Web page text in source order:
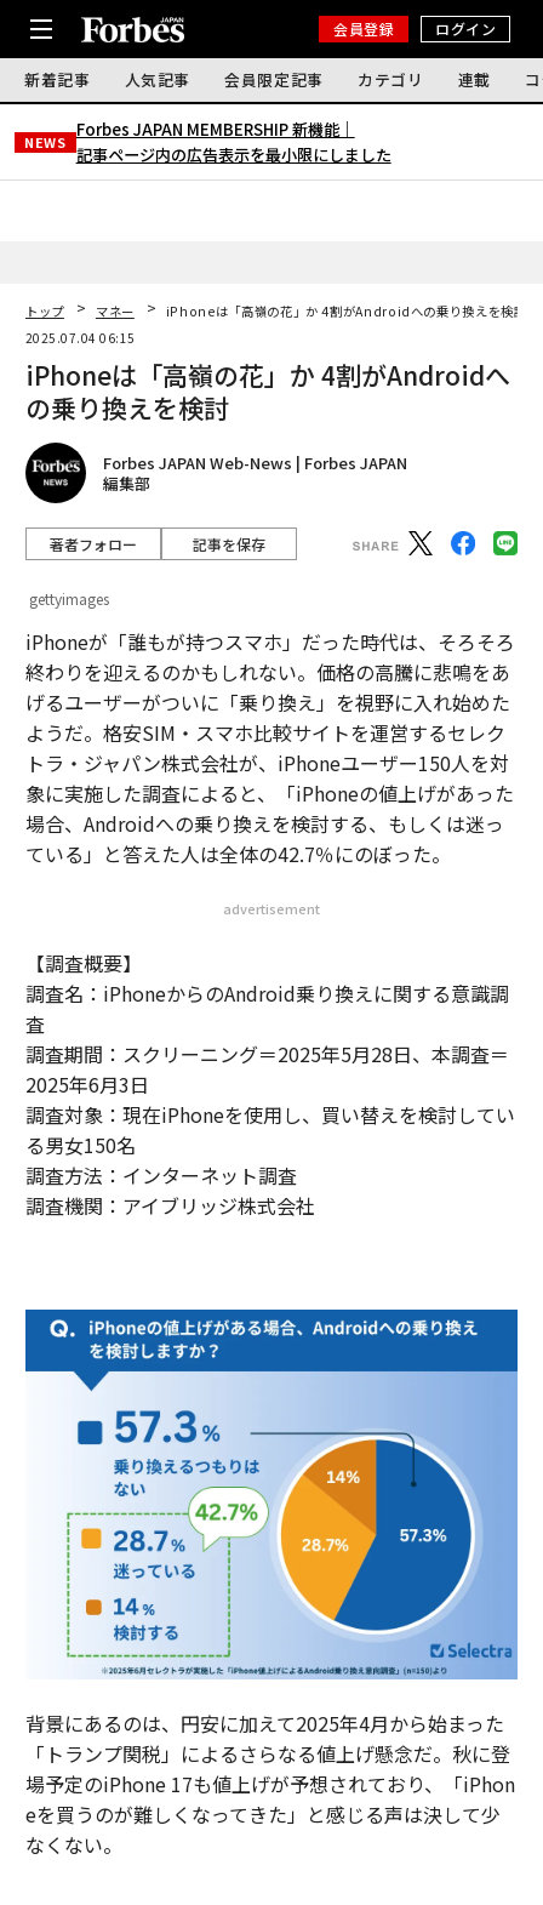
会員登録 ログイン
新着記事 人気記事 会員限定記事 カテゴリ 連載
NEWS
Forbes JAPAN MEMBERSHIP 新機能｜
記事ページ内の広告表示を最小限にしました
トップ マネー
iPhoneは「高嶺の花」か 4割がAndroidへの乗り換えを検討
2025.07.04 06:15
iPhoneは「高嶺の花」か 4割がAndroidへ
の乗り換えを検討
Forbes JAPAN Web-News | Forbes JAPAN
編集部
著者フォロー 記事を保存
gettyimages
iPhoneが「誰もが持つスマホ」だった時代は、そろそろ
終わりを迎えるのかもしれない。価格の高騰に悲鳴をあ
げるユーザーがついに「乗り換え」を視野に入れ始めた
ようだ。格安SIM・スマホ比較サイトを運営するセレク
トラ・ジャパン株式会社が、iPhoneユーザー150人を対
象に実施した調査によると、「iPhoneの値上げがあった
場合、Androidへの乗り換えを検討する、もしくは迷っ
ている」と答えた人は全体の42.7％にのぼった。
advertisement
【調査概要】
調査名：iPhoneからのAndroid乗り換えに関する意識調
査
調査期間：スクリーニング＝2025年5月28日、本調査＝
2025年6月3日
調査対象：現在iPhoneを使用し、買い替えを検討してい
る男女150名
調査方法：インターネット調査
調査機関：アイブリッジ株式会社
背景にあるのは、円安に加えて2025年4月から始まった
「トランプ関税」によるさらなる値上げ懸念だ。秋に登
場予定のiPhone 17も値上げが予想されており、「iPhon
eを買うのが難しくなってきた」と感じる声は決して少
なくない。